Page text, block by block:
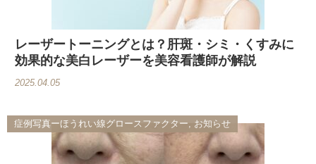
レーザートーニングとは？肝斑・シミ・くすみに
効果的な美白レーザーを美容看護師が解説
2025.04.05
症例写真ーほうれい線グロースファクター, お知らせ